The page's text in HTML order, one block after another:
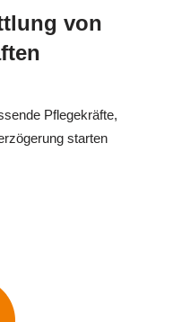
von
Pflegekräfte,
starten